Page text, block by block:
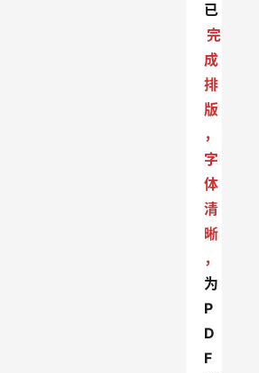
已
完
成
排
版
，
字
体
清
晰
，
为
P
D
F